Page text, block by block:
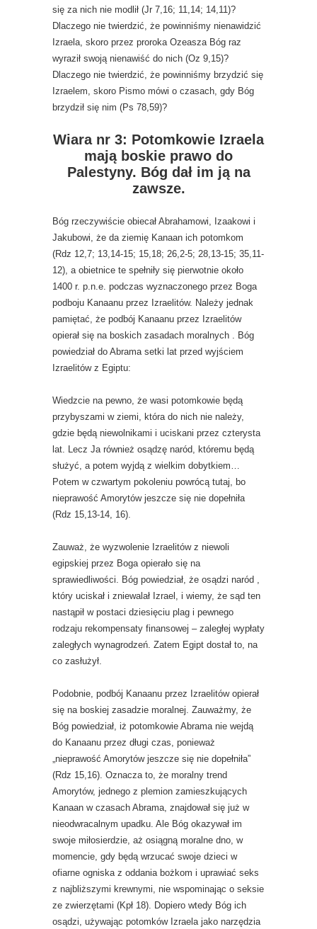
się za nich nie modlił (Jr 7,16; 11,14; 14,11)?
Dlaczego nie twierdzić, że powinniśmy nienawidzić
Izraela, skoro przez proroka Ozeasza Bóg raz
wyraził swoją nienawiść do nich (Oz 9,15)?
Dlaczego nie twierdzić, że powinniśmy brzydzić się
Izraelem, skoro Pismo mówi o czasach, gdy Bóg
brzydził się nim (Ps 78,59)?
Wiara nr 3: Potomkowie Izraela
mają boskie prawo do
Palestyny. Bóg dał im ją na
zawsze.
Bóg rzeczywiście obiecał Abrahamowi, Izaakowi i
Jakubowi, że da ziemię Kanaan ich potomkom
(Rdz 12,7; 13,14-15; 15,18; 26,2-5; 28,13-15; 35,11-
12), a obietnice te spełniły się pierwotnie około
1400 r. p.n.e. podczas wyznaczonego przez Boga
podboju Kanaanu przez Izraelitów. Należy jednak
pamiętać, że podbój Kanaanu przez Izraelitów
opierał się na boskich zasadach moralnych . Bóg
powiedział do Abrama setki lat przed wyjściem
Izraelitów z Egiptu:
Wiedzcie na pewno, że wasi potomkowie będą
przybyszami w ziemi, która do nich nie należy,
gdzie będą niewolnikami i uciskani przez czterysta
lat. Lecz Ja również osądzę naród, któremu będą
służyć, a potem wyjdą z wielkim dobytkiem…
Potem w czwartym pokoleniu powrócą tutaj, bo
nieprawość Amorytów jeszcze się nie dopełniła
(Rdz 15,13-14, 16).
Zauważ, że wyzwolenie Izraelitów z niewoli
egipskiej przez Boga opierało się na
sprawiedliwości. Bóg powiedział, że osądzi naród ,
który uciskał i zniewalał Izrael, i wiemy, że sąd ten
nastąpił w postaci dziesięciu plag i pewnego
rodzaju rekompensaty finansowej – zaległej wypłaty
zaległych wynagrodzeń. Zatem Egipt dostał to, na
co zasłużył.
Podobnie, podbój Kanaanu przez Izraelitów opierał
się na boskiej zasadzie moralnej. Zauważmy, że
Bóg powiedział, iż potomkowie Abrama nie wejdą
do Kanaanu przez długi czas, ponieważ
„nieprawość Amorytów jeszcze się nie dopełniła”
(Rdz 15,16). Oznacza to, że moralny trend
Amorytów, jednego z plemion zamieszkujących
Kanaan w czasach Abrama, znajdował się już w
nieodwracalnym upadku. Ale Bóg okazywał im
swoje miłosierdzie, aż osiągną moralne dno, w
momencie, gdy będą wrzucać swoje dzieci w
ofiarne ogniska z oddania bożkom i uprawiać seks
z najbliższymi krewnymi, nie wspominając o seksie
ze zwierzętami (Kpł 18). Dopiero wtedy Bóg ich
osądzi, używając potomków Izraela jako narzędzia